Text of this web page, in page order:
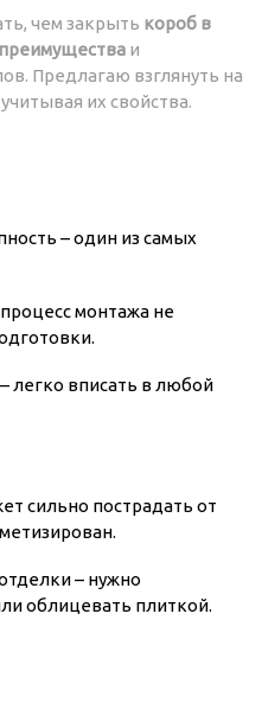
чем закрыть короб в
преимущества и
Предлагаю взглянуть на
их свойства.
– один из самых
монтажа не
легко вписать в любой
сильно пострадать от
– нужно
облицевать плиткой.